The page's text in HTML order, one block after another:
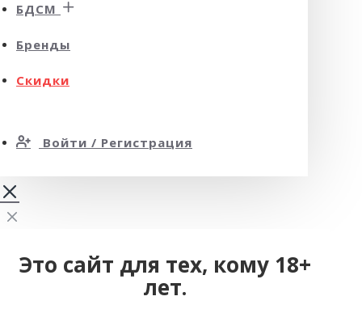
БДСМ
Бренды
Скидки
Войти / Регистрация
Это сайт для тех, кому 18+
лет.